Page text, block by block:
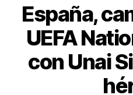
España,
UEFA
con Unai